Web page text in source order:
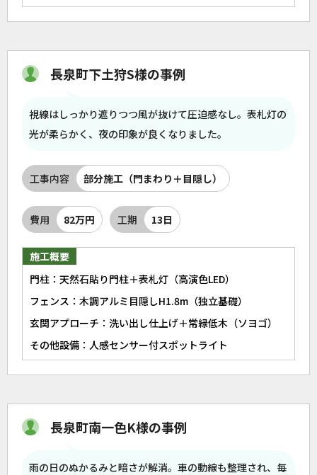
長泉町下土狩S様の事例
視線はしっかり遮りつつ風が抜けて圧迫感なし。表札灯の
光が柔らかく、夜の印象が良くなりました。
工事内容 部分施工（門まわり＋目隠し）
費用 82万円 工期 13日
施工概要
門柱：天然石貼り門柱＋表札灯（高演色LED）
フェンス：木調アルミ目隠しH1.8m（独立基礎）
玄関アプローチ：洗い出し仕上げ＋常緑低木（ソヨゴ）
その他設備：人感センサー付スポットライト
長泉町南一色K様の事例
雨の日のぬかるみと暗さが解消。車の動線も整理され、毎